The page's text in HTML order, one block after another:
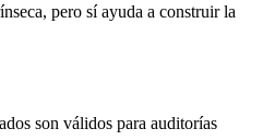
pero sí ayuda a construir la
son válidos para auditorías